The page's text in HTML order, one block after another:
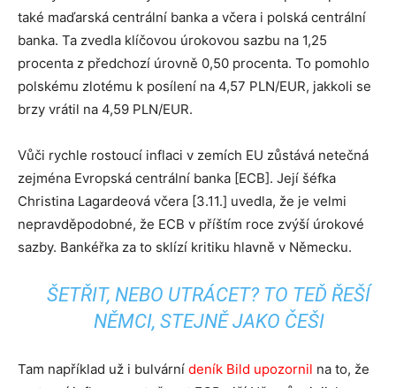
také maďarská centrální banka a včera i polská centrální
banka. Ta zvedla klíčovou úrokovou sazbu na 1,25
procenta z předchozí úrovně 0,50 procenta. To pomohlo
polskému zlotému k posílení na 4,57 PLN/EUR, jakkoli se
brzy vrátil na 4,59 PLN/EUR.
Vůči rychle rostoucí inflaci v zemích EU zůstává netečná
zejména Evropská centrální banka [ECB]. Její šéfka
Christina Lagardeová včera [3.11.] uvedla, že je velmi
nepravděpodobné, že ECB v příštím roce zvýší úrokové
sazby. Bankéřka za to sklízí kritiku hlavně v Německu.
ŠETŘIT, NEBO UTRÁCET? TO TEĎ ŘEŠÍ
NĚMCI, STEJNĚ JAKO ČEŠI
Tam například už i bulvární deník Bild upozornil na to, že